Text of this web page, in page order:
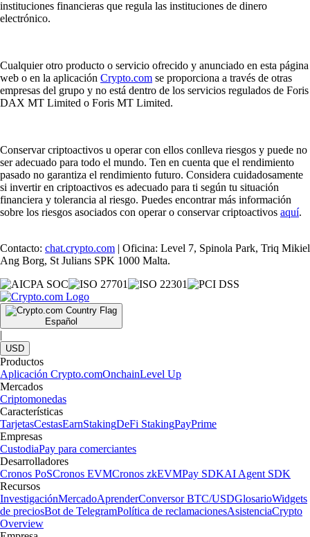
instituciones financieras que regula las instituciones de dinero
electrónico.
Cualquier otro producto o servicio ofrecido y anunciado en esta página
web o en la aplicación Crypto.com se proporciona a través de otras
empresas del grupo y no está dentro de los servicios regulados de Foris
DAX MT Limited o Foris MT Limited.
Conservar criptoactivos u operar con ellos conlleva riesgos y puede no
ser adecuado para todo el mundo. Ten en cuenta que el rendimiento
pasado no garantiza el rendimiento futuro. Considera cuidadosamente
si invertir en criptoactivos es adecuado para ti según tu situación
financiera y tolerancia al riesgo. Puedes encontrar más información
sobre los riesgos asociados con operar o conservar criptoactivos aquí.
Contacto: chat.crypto.com | Oficina: Level 7, Spinola Park, Triq Mikiel
Ang Borg, St Julians SPK 1000 Malta.
Español
|
USD
Productos
Aplicación Crypto.comOnchainLevel Up
Mercados
Criptomonedas
Características
TarjetasCestasEarnStakingDeFi StakingPayPrime
Empresas
CustodiaPay para comerciantes
Desarrolladores
Cronos PoSCronos EVMCronos zkEVMPay SDKAI Agent SDK
Recursos
InvestigaciónMercadoAprenderConversor BTC/USDGlosarioWidgets
de preciosBot de TelegramPolítica de reclamacionesAsistenciaCrypto
Overview